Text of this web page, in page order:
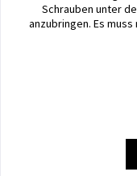
Schrauben unter
anzubringen. Es